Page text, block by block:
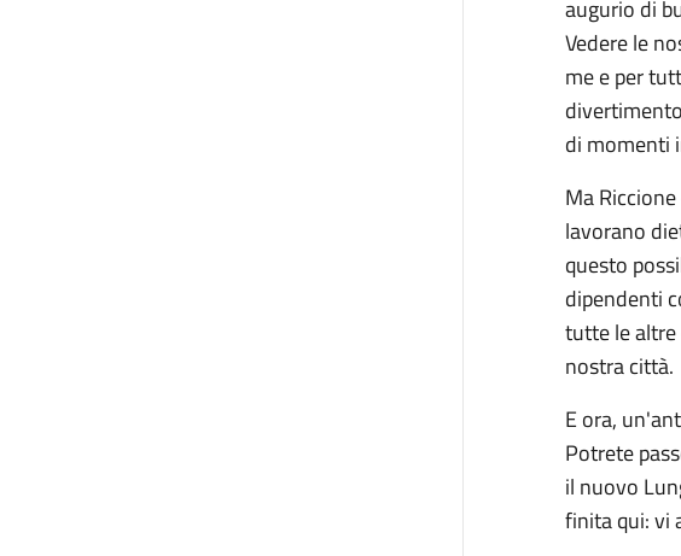
augurio di
Vedere le
me e per
di momenti
Ma
lavorano
questo
dipendenti
tutte le altre
nostra città.
E ora,
Potrete
il nuovo
finita qui: vi